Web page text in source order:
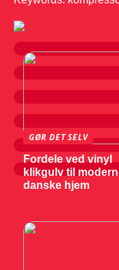
GØR DET SELV
Fordele ved vinyl
klikgulv til
danske hjem